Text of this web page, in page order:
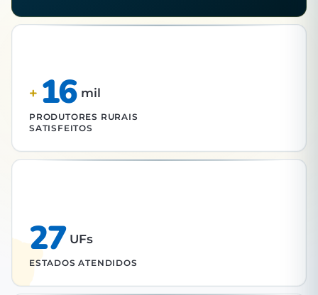
+ 16 mil
PRODUTORES RURAIS
SATISFEITOS
27 UFs
ESTADOS ATENDIDOS